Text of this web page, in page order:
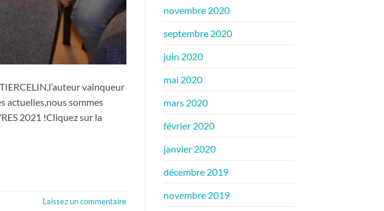
vainqueur
actuelles,nous sommes
2021 !Cliquez sur la
Laissez un commentaire
novembre 2020
septembre 2020
juin 2020
mai 2020
mars 2020
février 2020
janvier 2020
décembre 2019
novembre 2019